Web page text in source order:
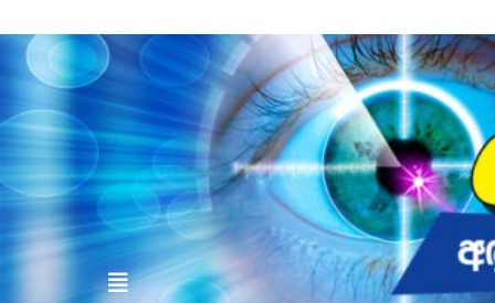
to
contentvinivida.lk